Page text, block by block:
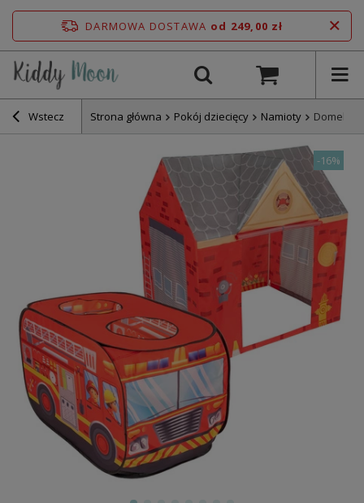
DARMOWA DOSTAWA od 249,00 zł
Wstecz Strona główna Pokój dziecięcy Namioty Domek
-16%